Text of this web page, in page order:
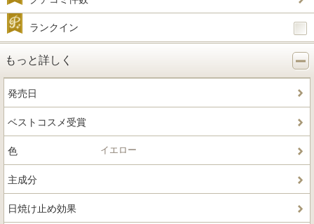
ランクイン
もっと詳しく
発売日
ベストコスメ受賞
色 イエロー
主成分
日焼け止め効果